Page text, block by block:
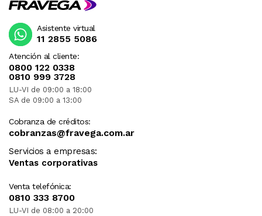
Atención al cliente:
0800 122 0338
0810 999 3728
LU-VI de 09:00 a 18:00
SA de 09:00 a 13:00
Cobranza de créditos:
cobranzas@fravega.com.ar
Servicios a empresas:
Ventas corporativas
Venta telefónica:
0810 333 8700
LU-VI de 08:00 a 20:00
Asistente virtual
11 2855 5086